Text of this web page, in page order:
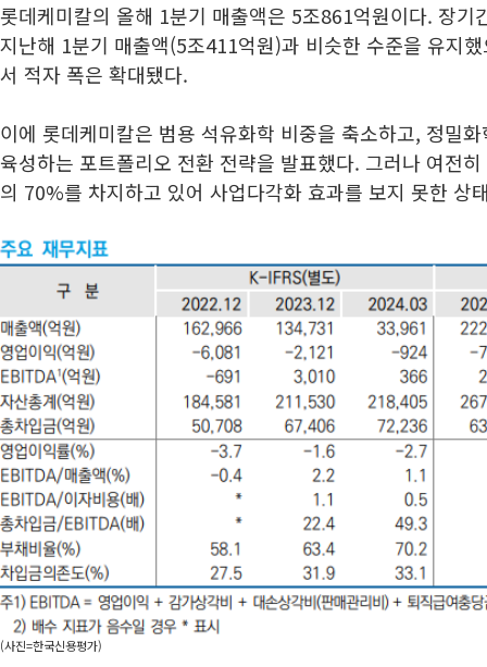
롯데케미칼의 올해 1분기 매출액은 5조861억원이다. 장기
지난해 1분기 매출액(5조411억원)과 비슷한 수준을 유지
서 적자 폭은 확대됐다.
이에 롯데케미칼은 범용 석유화학 비중을 축소하고, 정밀화
육성하는 포트폴리오 전환 전략을 발표했다. 그러나 여전
의 70%를 차지하고 있어 사업다각화 효과를 보지 못한 상
(사진=한국신용평가)